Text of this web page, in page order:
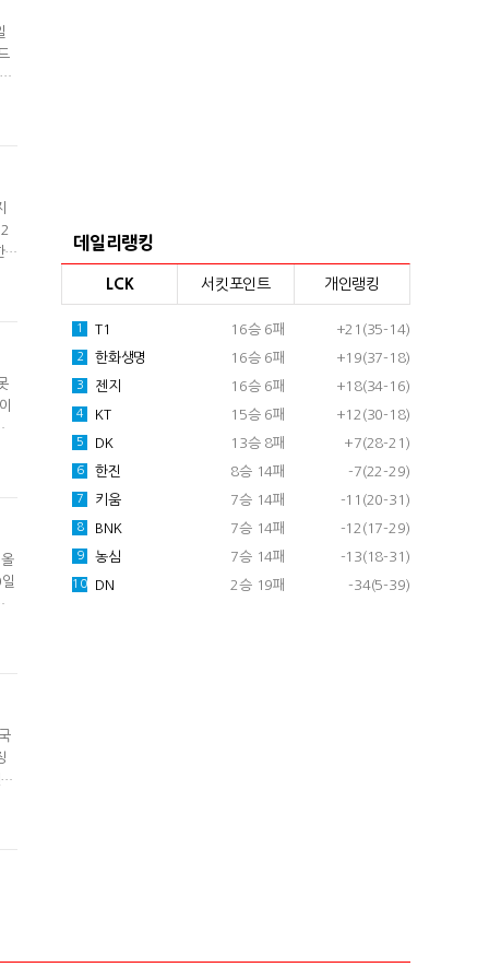
데일리랭킹
LCK 서킷포인트 개인랭킹
1 T1 16승 6패 +21(35-14)
2 한화생명 16승 6패 +19(37-18)
3 젠지 16승 6패 +18(34-16)
4 KT 15승 6패 +12(30-18)
5 DK 13승 8패 +7(28-21)
6 한진 8승 14패 -7(22-29)
7 키움 7승 14패 -11(20-31)
8 BNK 7승 14패 -12(17-29)
9 농심 7승 14패 -13(18-31)
10 DN 2승 19패 -34(5-39)